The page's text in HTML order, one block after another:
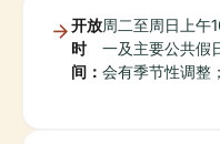
开放
时
间：
周二至周日上
一及主要公共假
会有季节性调整